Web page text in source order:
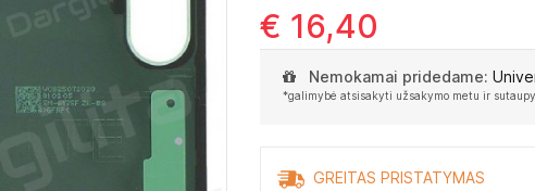
€ 16,40
Nemokamai pridedame:
*galimybė atsisakyti užsakymo metu ir
GREITAS PRISTATYMAS